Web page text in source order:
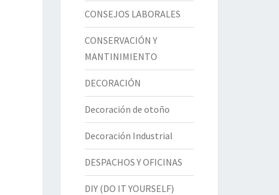
CONSEJOS LABORALES
CONSERVACIÓN Y
MANTINIMIENTO
DECORACIÓN
Decoración de otoño
Decoración Industrial
DESPACHOS Y OFICINAS
DIY (DO IT YOURSELF)